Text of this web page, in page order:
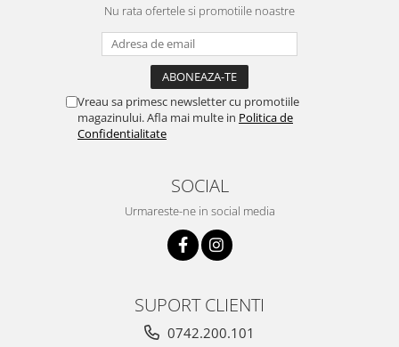
Nu rata ofertele si promotiile noastre
Vreau sa primesc newsletter cu promotiile
magazinului. Afla mai multe in Politica de
Confidentialitate
SOCIAL
Urmareste-ne in social media
SUPORT CLIENTI
0742.200.101